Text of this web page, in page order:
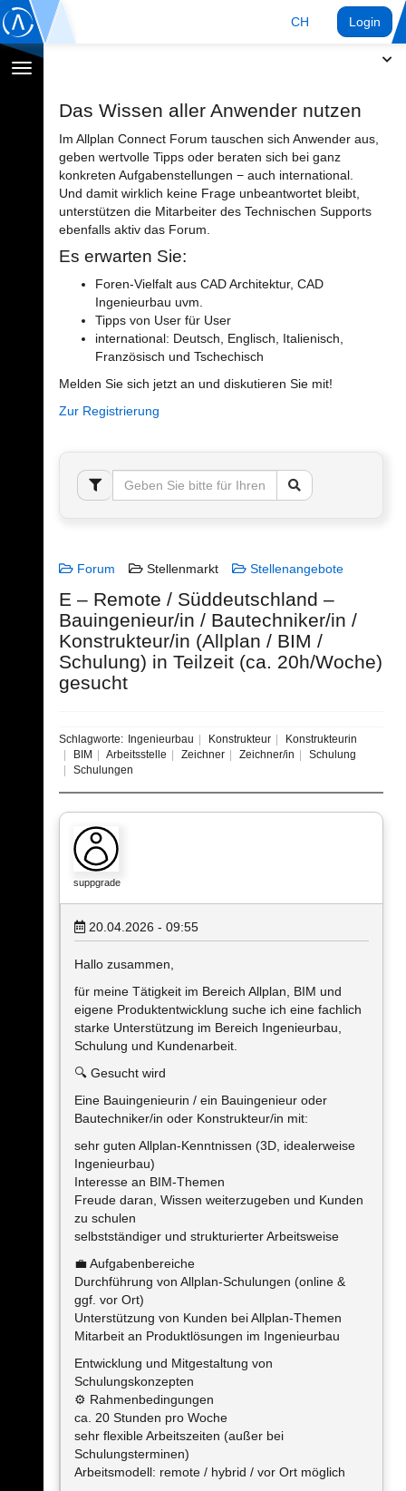
CH Login
Navigation
Das Wissen aller Anwender nutzen
Im Allplan Connect Forum tauschen sich Anwender aus,
geben wertvolle Tipps oder beraten sich bei ganz
konkreten Aufgabenstellungen − auch international.
Und damit wirklich keine Frage unbeantwortet bleibt,
unterstützen die Mitarbeiter des Technischen Supports
ebenfalls aktiv das Forum.
Es erwarten Sie:
Foren-Vielfalt aus CAD Architektur, CAD
Ingenieurbau uvm.
Tipps von User für User
international: Deutsch, Englisch, Italienisch,
Französisch und Tschechisch
Melden Sie sich jetzt an und diskutieren Sie mit!
Zur Registrierung
Forum Stellenmarkt Stellenangebote
E – Remote / Süddeutschland –
Bauingenieur/in / Bautechniker/in /
Konstrukteur/in (Allplan / BIM /
Schulung) in Teilzeit (ca. 20h/Woche)
gesucht
Schlagworte: Ingenieurbau Konstrukteur
Konstrukteurin
BIM
Arbeitsstelle Zeichner Zeichner/in
Schulung
Schulungen
suppgrade
20.04.2026 - 09:55
Hallo zusammen,
für meine Tätigkeit im Bereich Allplan, BIM und
eigene Produktentwicklung suche ich eine fachlich
starke Unterstützung im Bereich Ingenieurbau,
Schulung und Kundenarbeit.
🔍 Gesucht wird
Eine Bauingenieurin / ein Bauingenieur oder
Bautechniker/in oder Konstrukteur/in mit:
sehr guten Allplan-Kenntnissen (3D, idealerweise
Ingenieurbau)
Interesse an BIM-Themen
Freude daran, Wissen weiterzugeben und Kunden
zu schulen
selbstständiger und strukturierter Arbeitsweise
💼 Aufgabenbereiche
Durchführung von Allplan-Schulungen (online &
ggf. vor Ort)
Unterstützung von Kunden bei Allplan-Themen
Mitarbeit an Produktlösungen im Ingenieurbau
Entwicklung und Mitgestaltung von
Schulungskonzepten
⚙️ Rahmenbedingungen
ca. 20 Stunden pro Woche
sehr flexible Arbeitszeiten (außer bei
Schulungsterminen)
Arbeitsmodell: remote / hybrid / vor Ort möglich